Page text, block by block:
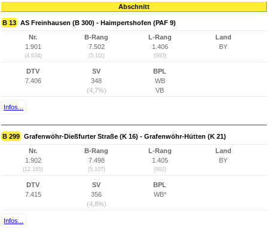
Abschnitt
B 13 AS Freinhausen (B 300) - Haimpertshofen (PAF 9)
Nr.
1.901
(4.634)
B-Rang
7.502
(5.111)
L-Rang
1.406
(993)
Land
BY
DTV
7.406
SV
348
(4,7%)
BPL
WB
VB
Infos...
B 299 Grafenwöhr-Dießfurter Straße (K 16) - Grafenwöhr-Hütten (K 21)
Nr.
1.902
(12.165)
B-Rang
7.498
(5.107)
L-Rang
1.405
(992)
Land
BY
DTV
7.415
SV
356
(4,8%)
BPL
WB*
Infos...